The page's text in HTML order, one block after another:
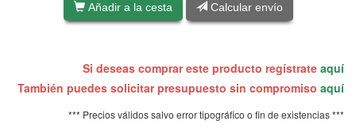
Añadir a la cesta Calcular envío
Si deseas comprar este producto regístrate aquí
También puedes solicitar presupuesto sin compromiso aquí
*** Precios válidos salvo error tipográfico o fin de existencias ***